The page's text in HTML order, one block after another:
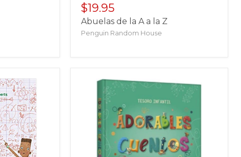
$19.95
Abuelas de la A a la Z
Penguin Random House